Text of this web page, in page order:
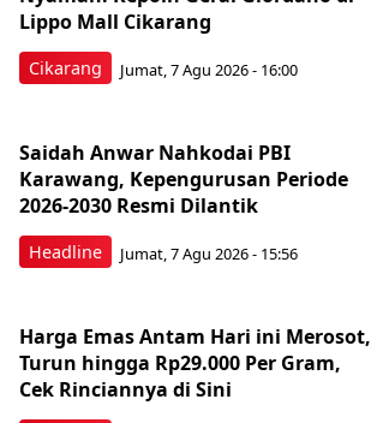
Cikarang
Lippo Mall Cikarang
Jumat, 7 Agu 2026 - 16:00
Headline
Saidah Anwar Nahkodai PBI
Karawang, Kepengurusan Periode
2026-2030 Resmi Dilantik
Jumat, 7 Agu 2026 - 15:56
Harga Emas Antam Hari ini Merosot,
Turun hingga Rp29.000 Per Gram,
Cek Rinciannya di Sini